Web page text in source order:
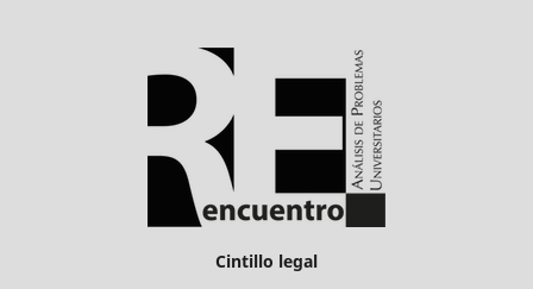
Cintillo legal